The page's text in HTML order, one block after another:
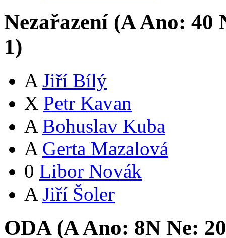
Nezařazení (AAno: 40
1)
A Jiří Bílý
X Petr Kavan
A Bohuslav Kuba
A Gerta Mazalová
0 Libor Novák
A Jiří Šoler
ODA (AAno: 8N Ne: 20